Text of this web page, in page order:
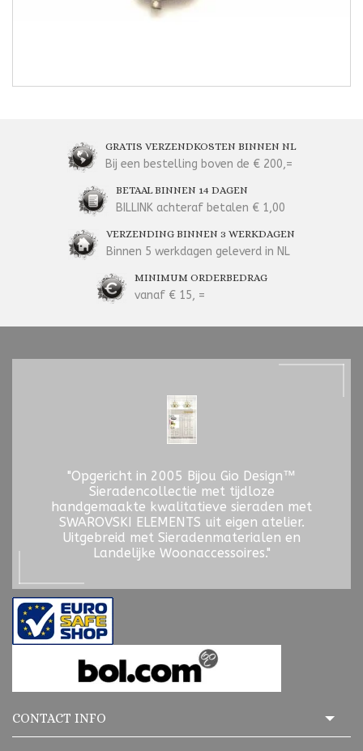
GRATIS VERZENDKOSTEN BINNEN NL
Bij een bestelling boven de € 200,=
BETAAL BINNEN 14 DAGEN
BILLINK achteraf betalen € 1,00
VERZENDING BINNEN 3 WERKDAGEN
Binnen 5 werkdagen geleverd in NL
MINIMUM ORDERBEDRAG
vanaf € 15, =
"Opgericht in 2005 Bijou Gio Design™
Sieradencollectie met tijdloze
handgemaakte kwalitatieve sieraden met
SWAROVSKI ELEMENTS uit eigen atelier.
Uitgebreid met Sieradenmaterialen en
Landelijke Woonaccessoires."
CONTACT INFO